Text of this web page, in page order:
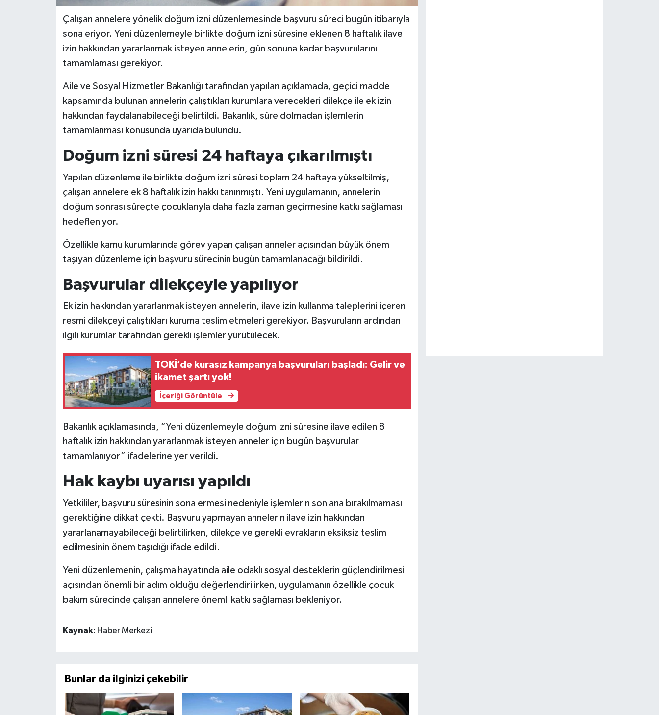
Çalışan annelere yönelik doğum izni düzenlemesinde başvuru süreci bugün itibarıyla
sona eriyor. Yeni düzenlemeyle birlikte doğum izni süresine eklenen 8 haftalık ilave
izin hakkından yararlanmak isteyen annelerin, gün sonuna kadar başvurularını
tamamlaması gerekiyor.
Aile ve Sosyal Hizmetler Bakanlığı tarafından yapılan açıklamada, geçici madde
kapsamında bulunan annelerin çalıştıkları kurumlara verecekleri dilekçe ile ek izin
hakkından faydalanabileceği belirtildi. Bakanlık, süre dolmadan işlemlerin
tamamlanması konusunda uyarıda bulundu.
Doğum izni süresi 24 haftaya çıkarılmıştı
Yapılan düzenleme ile birlikte doğum izni süresi toplam 24 haftaya yükseltilmiş,
çalışan annelere ek 8 haftalık izin hakkı tanınmıştı. Yeni uygulamanın, annelerin
doğum sonrası süreçte çocuklarıyla daha fazla zaman geçirmesine katkı sağlaması
hedefleniyor.
Özellikle kamu kurumlarında görev yapan çalışan anneler açısından büyük önem
taşıyan düzenleme için başvuru sürecinin bugün tamamlanacağı bildirildi.
Başvurular dilekçeyle yapılıyor
Ek izin hakkından yararlanmak isteyen annelerin, ilave izin kullanma taleplerini içeren
resmi dilekçeyi çalıştıkları kuruma teslim etmeleri gerekiyor. Başvuruların ardından
ilgili kurumlar tarafından gerekli işlemler yürütülecek.
TOKİ’de kurasız kampanya başvuruları başladı: Gelir ve
ikamet şartı yok!
İçeriği Görüntüle
Bakanlık açıklamasında, “Yeni düzenlemeyle doğum izni süresine ilave edilen 8
haftalık izin hakkından yararlanmak isteyen anneler için bugün başvurular
tamamlanıyor” ifadelerine yer verildi.
Hak kaybı uyarısı yapıldı
Yetkililer, başvuru süresinin sona ermesi nedeniyle işlemlerin son ana bırakılmaması
gerektiğine dikkat çekti. Başvuru yapmayan annelerin ilave izin hakkından
yararlanamayabileceği belirtilirken, dilekçe ve gerekli evrakların eksiksiz teslim
edilmesinin önem taşıdığı ifade edildi.
Yeni düzenlemenin, çalışma hayatında aile odaklı sosyal desteklerin güçlendirilmesi
açısından önemli bir adım olduğu değerlendirilirken, uygulamanın özellikle çocuk
bakım sürecinde çalışan annelere önemli katkı sağlaması bekleniyor.
Kaynak: Haber Merkezi
Bunlar da ilginizi çekebilir